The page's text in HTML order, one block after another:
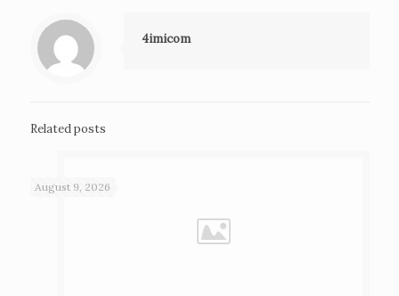
4imicom
Related posts
August 9, 2026